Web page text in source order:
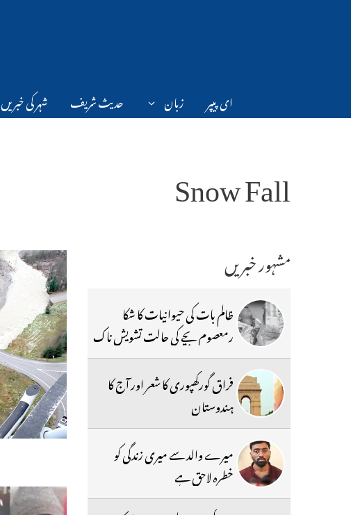
ای پیپر زبان حدیث شریف شہر کی خبریں
Snow Fall
مشہور خبریں
ظالم بات کی حیوانیات کا شکا
رمعصوم بچے کی حالت تشویش ناک
فراق گورکھپوری کا شعر اور آج کا
ہندوستان
میرے والد سے میری زندگی کو
خطرہ لاحق ہے